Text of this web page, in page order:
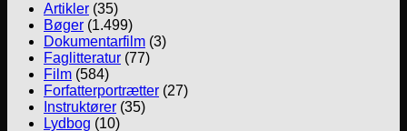
Artikler (35)
Bøger (1.499)
Dokumentarfilm (3)
Faglitteratur (77)
Film (584)
Forfatterportrætter (27)
Instruktører (35)
Lydbog (10)